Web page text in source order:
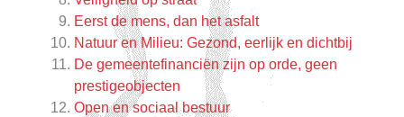
Eerst de mens, dan het asfalt
Natuur en Milieu: Gezond, eerlijk en dichtbij
De gemeentefinanciën zijn op orde, geen
prestigeobjecten
Open en sociaal bestuur